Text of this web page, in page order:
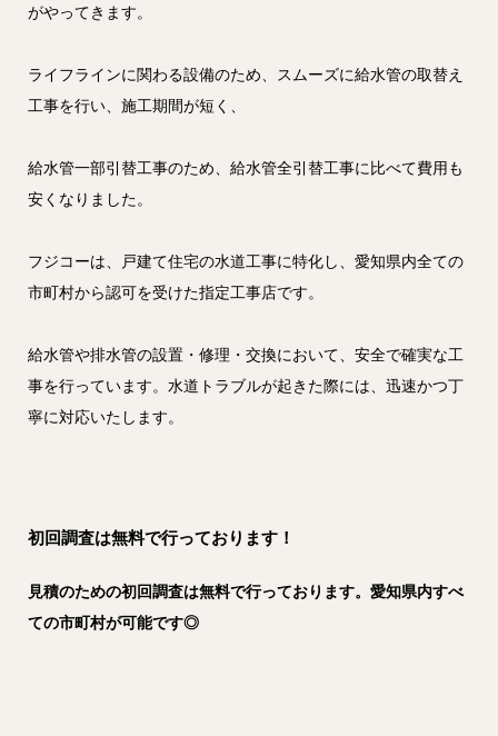
がやってきます。
ライフラインに関わる設備のため、スムーズに給水管の取替え
工事を行い、施工期間が短く、
給水管一部引替工事のため、給水管全引替工事に比べて費用も
安くなりました。
フジコーは、戸建て住宅の水道工事に特化し、愛知県内全ての
市町村から認可を受けた指定工事店です。
給水管や排水管の設置・修理・交換において、安全で確実な工
事を行っています。水道トラブルが起きた際には、迅速かつ丁
寧に対応いたします。
初回調査は無料で行っております！
見積のための初回調査は無料で行っております。愛知県内すべ
ての市町村が可能です◎